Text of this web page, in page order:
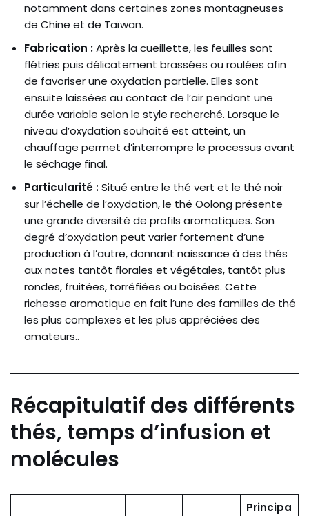
notamment dans certaines zones montagneuses
de Chine et de Taïwan.
Fabrication :Après la cueillette, les feuilles sont
flétries puis délicatement brassées ou roulées afin
de favoriser une oxydation partielle. Elles sont
ensuite laissées au contact de l’air pendant une
durée variable selon le style recherché. Lorsque le
niveau d’oxydation souhaité est atteint, un
chauffage permet d’interrompre le processus avant
le séchage final.
Particularité :Situé entre le thé vert et le thé noir
sur l’échelle de l’oxydation, le thé Oolong présente
une grande diversité de profils aromatiques. Son
degré d’oxydation peut varier fortement d’une
production à l’autre, donnant naissance à des thés
aux notes tantôt florales et végétales, tantôt plus
rondes, fruitées, torréfiées ou boisées. Cette
richesse aromatique en fait l’une des familles de thé
les plus complexes et les plus appréciées des
amateurs..
Récapitulatif des différents
thés, temps d’infusion et
molécules
Principa